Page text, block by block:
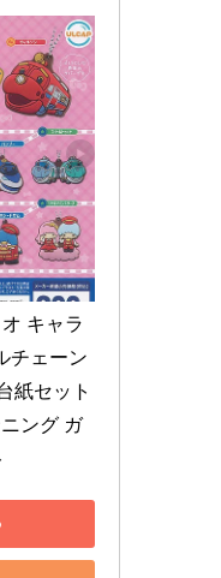
キャラ
チェーン
紙セット
ング ガ